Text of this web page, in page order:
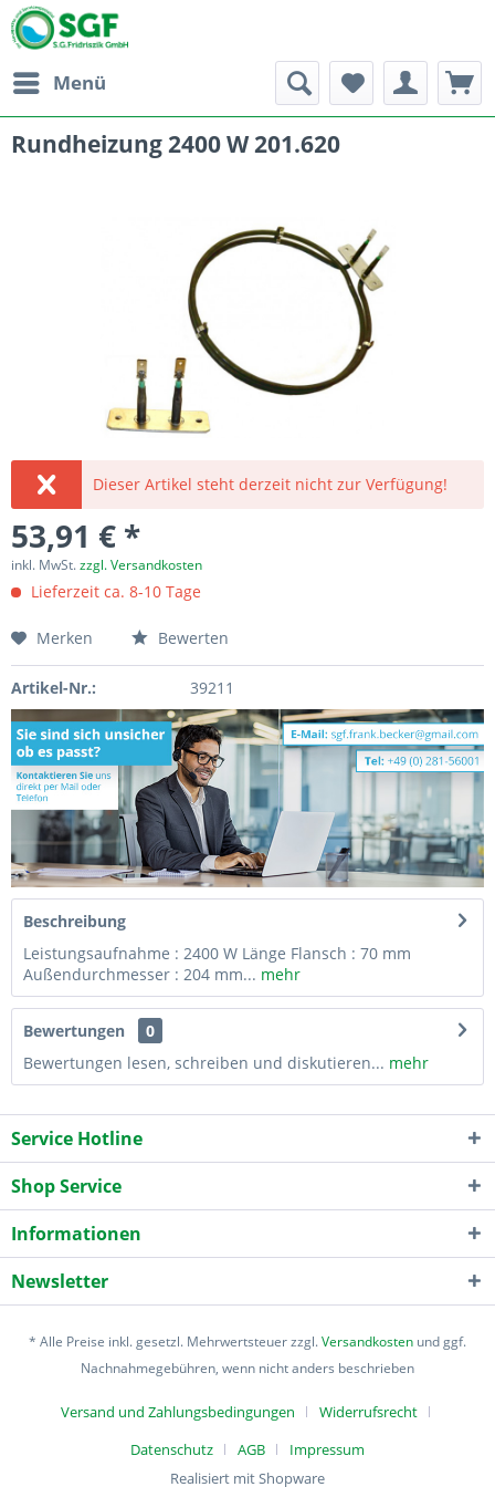
Menü
Rundheizung 2400 W 201.620
Dieser Artikel steht derzeit nicht zur Verfügung!
53,91 € *
inkl. MwSt.zzgl. Versandkosten
Lieferzeit ca. 8-10 Tage
Merken Bewerten
Artikel-Nr.: 39211
Beschreibung
Leistungsaufnahme : 2400 W Länge Flansch : 70 mm
Außendurchmesser : 204 mm... mehr
Bewertungen
0
Bewertungen lesen, schreiben und diskutieren... mehr
Service Hotline
Shop Service
Informationen
Newsletter
* Alle Preise inkl. gesetzl. Mehrwertsteuer zzgl.Versandkosten und ggf.
Nachnahmegebühren, wenn nicht anders beschrieben
Versand und Zahlungsbedingungen
Widerrufsrecht
Datenschutz
AGB
Impressum
Realisiert mit Shopware